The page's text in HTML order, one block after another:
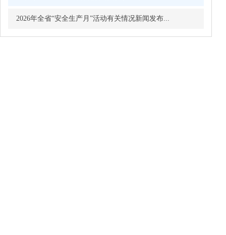
2026年全省“安全生产月”活动有关情况新闻发布...